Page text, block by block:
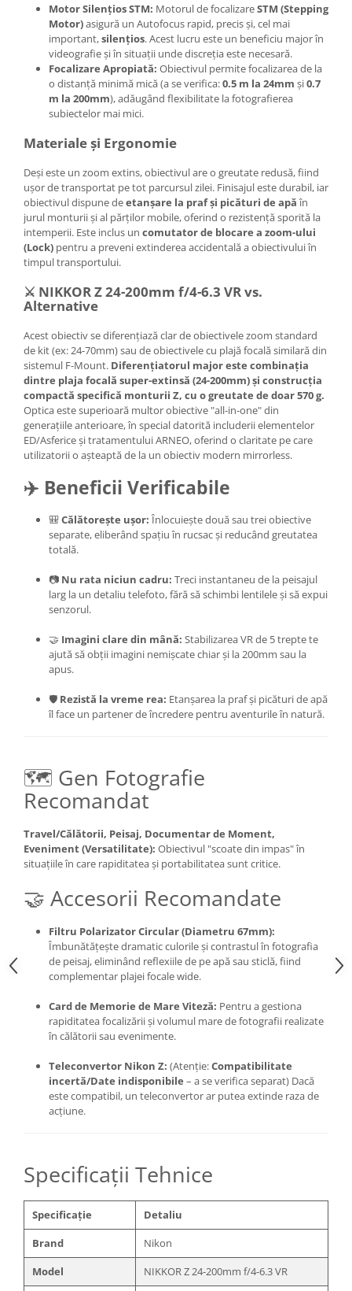
Motor Silențios STM: Motorul de focalizareSTM (Stepping
Motor)asigură un Autofocus rapid, precis și, cel mai
important,silențios. Acest lucru este un beneficiu major în
videografie și în situații unde discreția este necesară.
Focalizare Apropiată: Obiectivul permite focalizarea de la
o distanță minimă mică (a se verifica:0.5 m la 24mm și0.7
m la 200mm), adăugând flexibilitate la fotografierea
subiectelor mai mici.
Materiale și Ergonomie
Deși este un zoom extins, obiectivul are o greutate redusă, fiind
ușor de transportat pe tot parcursul zilei. Finisajul este durabil, iar
obiectivul dispune deetanșare la praf și picături de apăîn
jurul monturii și al părților mobile, oferind o rezistență sporită la
intemperii. Este inclus un comutator de blocare a zoom-ului
(Lock) pentru a preveni extinderea accidentală a obiectivului în
timpul transportului.
⚔️ NIKKOR Z 24-200mm f/4-6.3 VR vs.
Alternative
Acest obiectiv se diferențiază clar de obiectivele zoom standard
de kit (ex: 24-70mm) sau de obiectivele cu plajă focală similară din
sistemul F-Mount. Diferențiatorul major este combinația
dintre plaja focală super-extinsă (24-200mm) și construcția
compactă specifică monturii Z, cu o greutate de doar 570 g.
Optica este superioară multor obiective "all-in-one" din
generațiile anterioare, în special datorită includerii elementelor
ED/Asferice și tratamentului ARNEO, oferind o claritate pe care
utilizatorii o așteaptă de la un obiectiv modern mirrorless.
✈️ Beneficii Verificabile
🎒Călătorește ușor: Înlocuiește două sau trei obiective
separate, eliberând spațiu în rucsac și reducând greutatea
totală.
📷 Nu rata niciun cadru: Treci instantaneu de la peisajul
larg la un detaliu telefoto, fără să schimbi lentilele și să expui
senzorul.
🤝 Imagini clare din mână: Stabilizarea VR de 5 trepte te
ajută să obții imagini nemișcate chiar și la 200mm sau la
apus.
🛡️ Rezistă la vreme rea: Etanșarea la praf și picături de apă
îl face un partener de încredere pentru aventurile în natură.
🗺️ Gen Fotografie
Recomandat
Travel/Călătorii, Peisaj, Documentar de Moment,
Eveniment (Versatilitate): Obiectivul "scoate din impas" în
situațiile în care rapiditatea și portabilitatea sunt critice.
🤝 Accesorii Recomandate
Filtru Polarizator Circular (Diametru 67mm):
Îmbunătățește dramatic culorile și contrastul în fotografia
de peisaj, eliminând reflexiile de pe apă sau sticlă, fiind
complementar plajei focale wide.
Card de Memorie de Mare Viteză: Pentru a gestiona
rapiditatea focalizării și volumul mare de fotografii realizate
în călătorii sau evenimente.
Teleconvertor Nikon Z: (Atenție:Compatibilitate
incertă/Date indisponibile – a se verifica separat) Dacă
este compatibil, un teleconvertor ar putea extinde raza de
acțiune.
Specificații Tehnice
Specificație
Detaliu
Brand
Nikon
Model
NIKKOR Z 24-200mm f/4-6.3 VR